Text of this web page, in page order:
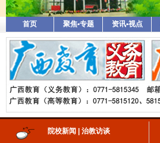
首页 聚焦•专题 资讯•视点
院校新闻 治教访谈